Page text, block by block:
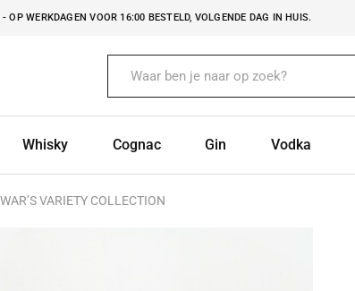
OP WERKDAGEN VOOR 16:00 BESTELD, VOLGENDE DAG IN HUIS.
Whisky Cognac Gin Vodka
VARIETY COLLECTION